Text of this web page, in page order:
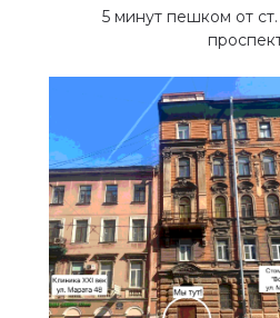
5 минут пешком от